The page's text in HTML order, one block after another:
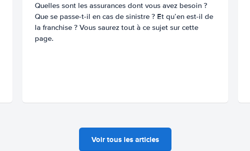
Quelles sont les assurances dont vous avez besoin ?
Que se passe-t-il en cas de sinistre ? Et qu’en est-il de
la franchise ? Vous saurez tout à ce sujet sur cette
page.
Voir tous les articles